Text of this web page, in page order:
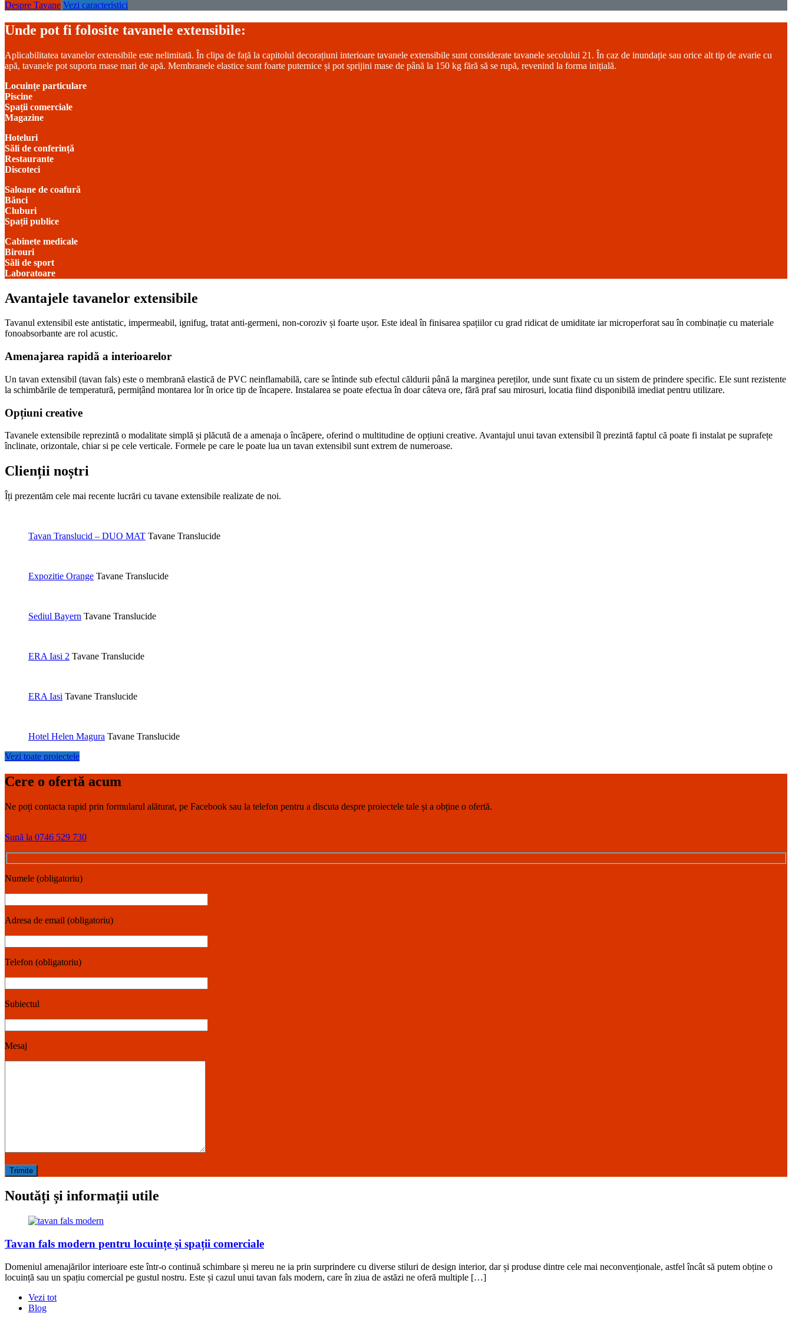
Despre Tavane Vezi caracteristici
Unde pot fi folosite tavanele extensibile:
Aplicabilitatea tavanelor extensibile este nelimitată. În clipa de față la capitolul decorațiuni interioare tavanele extensibile sunt considerate tavanele secolului 21. În caz de inundație sau orice alt tip de avarie cu
apă, tavanele pot suporta mase mari de apă. Membranele elastice sunt foarte puternice și pot sprijini mase de până la 150 kg fără să se rupă, revenind la forma inițială.
Locuințe particulare
Piscine
Spații comerciale
Magazine
Hoteluri
Săli de conferință
Restaurante
Discoteci
Saloane de coafură
Bănci
Cluburi
Spații publice
Cabinete medicale
Birouri
Săli de sport
Laboratoare
Avantajele tavanelor extensibile
Tavanul extensibil este antistatic, impermeabil, ignifug, tratat anti-germeni, non-coroziv și foarte ușor. Este ideal în finisarea spațiilor cu grad ridicat de umiditate iar microperforat sau în combinație cu materiale
fonoabsorbante are rol acustic.
Amenajarea rapidă a interioarelor
Un tavan extensibil (tavan fals) este o membrană elastică de PVC neinflamabilă, care se întinde sub efectul căldurii până la marginea pereților, unde sunt fixate cu un sistem de prindere specific. Ele sunt rezistente
la schimbările de temperatură, permițând montarea lor în orice tip de încapere. Instalarea se poate efectua în doar câteva ore, fără praf sau mirosuri, locatia fiind disponibilă imediat pentru utilizare.
Opțiuni creative
Tavanele extensibile reprezintă o modalitate simplă și plăcută de a amenaja o încăpere, oferind o multitudine de opțiuni creative. Avantajul unui tavan extensibil îl prezintă faptul că poate fi instalat pe suprafețe
înclinate, orizontale, chiar si pe cele verticale. Formele pe care le poate lua un tavan extensibil sunt extrem de numeroase.
Clienții noștri
Îți prezentăm cele mai recente lucrări cu tavane extensibile realizate de noi.
Tavan Translucid – DUO MAT Tavane Translucide
Expozitie Orange Tavane Translucide
Sediul Bayern Tavane Translucide
ERA Iasi 2 Tavane Translucide
ERA Iasi Tavane Translucide
Hotel Helen Magura Tavane Translucide
Vezi toate proiectele
Cere o ofertă acum
Ne poți contacta rapid prin formularul alăturat, pe Facebook sau la telefon pentru a discuta despre proiectele tale și a obține o ofertă.
Sună la 0746 529 730
Numele (obligatoriu)
Adresa de email (obligatoriu)
Telefon (obligatoriu)
Subiectul
Mesaj
Noutăți și informații utile
Tavan fals modern pentru locuințe și spații comerciale
Domeniul amenajărilor interioare este într-o continuă schimbare și mereu ne ia prin surprindere cu diverse stiluri de design interior, dar și produse dintre cele mai neconvenționale, astfel încât să putem obține o
locuință sau un spațiu comercial pe gustul nostru. Este și cazul unui tavan fals modern, care în ziua de astăzi ne oferă multiple […]
Vezi tot
Blog